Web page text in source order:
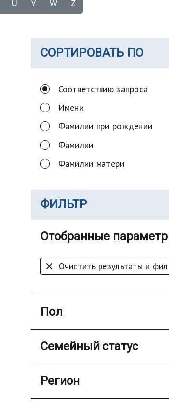
U V W Z
СОРТИРОВАТЬ ПО
Соответствию запроса
Имени
Фамилии при рождении
Фамилии
Фамилии матери
ФИЛЬТР
Отобранные
Очистить результаты и
Пол
Семейный статус
Регион